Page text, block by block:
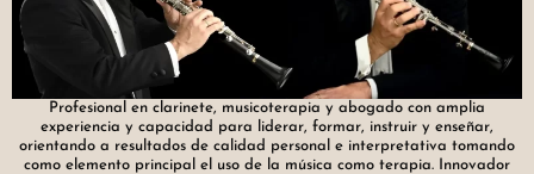
Profesional en clarinete, musicoterapia y abogado con amplia
experiencia y capacidad para liderar, formar, instruir y enseñar,
orientando a resultados de calidad personal e interpretativa tomando
como elemento principal el uso de la música como terapia. Innovador